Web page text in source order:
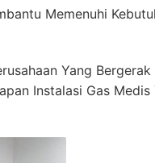
Memenuhi
Yang Bergerak
Instalasi Gas Medis